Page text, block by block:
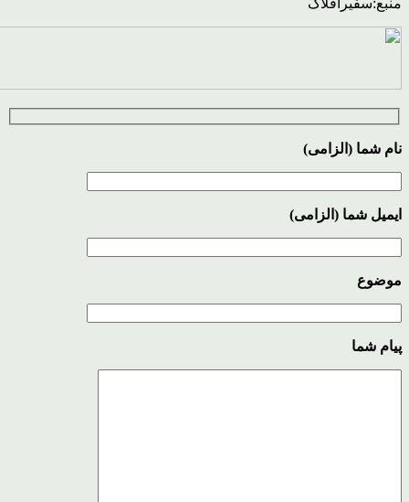
نام شما (الزامی)
ایمیل شما (الزامی)
موضوع
پیام شما